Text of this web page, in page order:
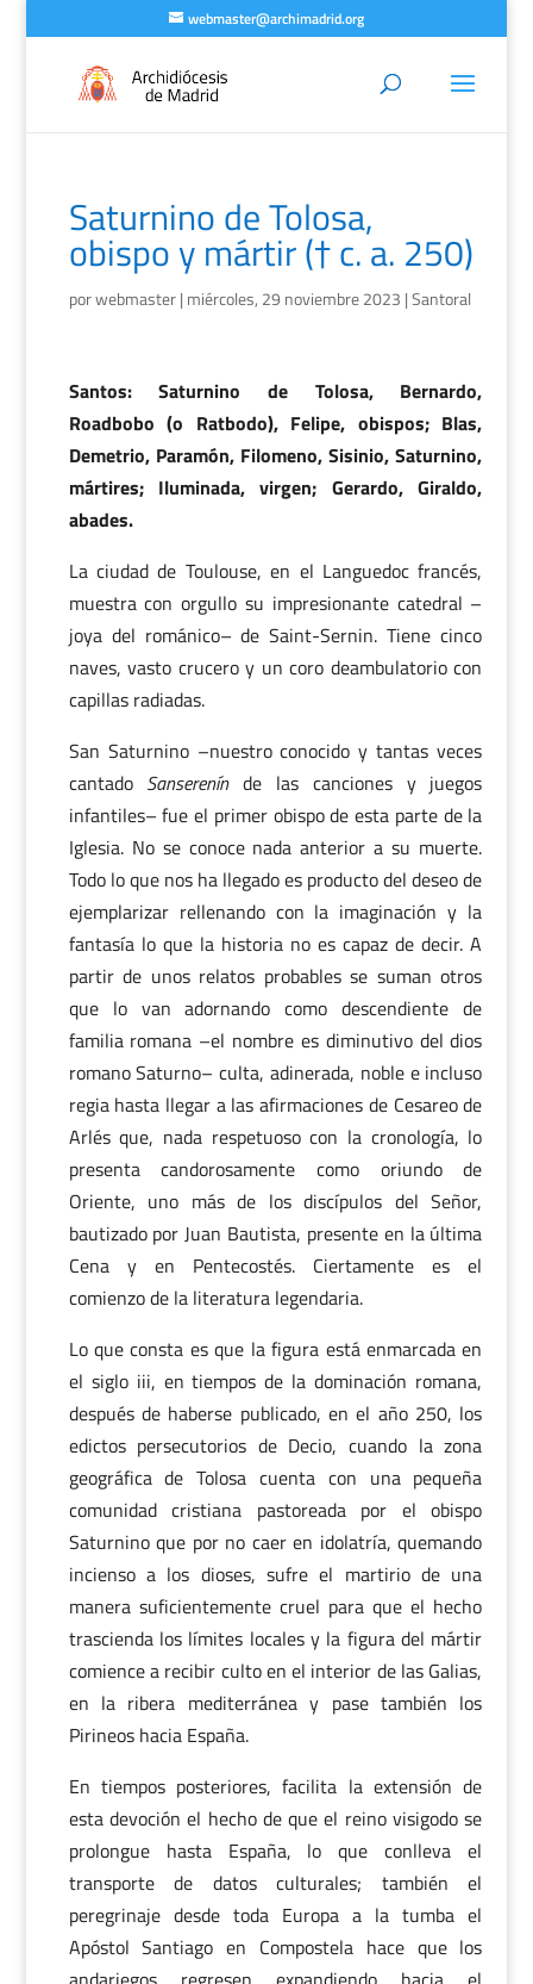
webmaster@archimadrid.org
Saturnino de Tolosa,
obispo y mártir († c. a. 250)
porwebmaster| miércoles, 29 noviembre 2023 |Santoral
Santos: Saturnino de Tolosa, Bernardo,
Roadbobo (o Ratbodo), Felipe, obispos; Blas,
Demetrio, Paramón, Filomeno, Sisinio, Saturnino,
mártires; Iluminada, virgen; Gerardo, Giraldo,
abades.
La ciudad de Toulouse, en el Languedoc francés,
muestra con orgullo su impresionante catedral –
joya del románico– de Saint-Sernin. Tiene cinco
naves, vasto crucero y un coro deambulatorio con
capillas radiadas.
San Saturnino –nuestro conocido y tantas veces
cantado Sanserenínde las canciones y juegos
infantiles– fue el primer obispo de esta parte de la
Iglesia. No se conoce nada anterior a su muerte.
Todo lo que nos ha llegado es producto del deseo de
ejemplarizar rellenando con la imaginación y la
fantasía lo que la historia no es capaz de decir. A
partir de unos relatos probables se suman otros
que lo van adornando como descendiente de
familia romana –el nombre es diminutivo del dios
romano Saturno– culta, adinerada, noble e incluso
regia hasta llegar a las afirmaciones de Cesareo de
Arlés que, nada respetuoso con la cronología, lo
presenta candorosamente como oriundo de
Oriente, uno más de los discípulos del Señor,
bautizado por Juan Bautista, presente en la última
Cena y en Pentecostés. Ciertamente es el
comienzo de la literatura legendaria.
Lo que consta es que la figura está enmarcada en
el siglo iii, en tiempos de la dominación romana,
después de haberse publicado, en el año 250, los
edictos persecutorios de Decio, cuando la zona
geográfica de Tolosa cuenta con una pequeña
comunidad cristiana pastoreada por el obispo
Saturnino que por no caer en idolatría, quemando
incienso a los dioses, sufre el martirio de una
manera suficientemente cruel para que el hecho
trascienda los límites locales y la figura del mártir
comience a recibir culto en el interior de las Galias,
en la ribera mediterránea y pase también los
Pirineos hacia España.
En tiempos posteriores, facilita la extensión de
esta devoción el hecho de que el reino visigodo se
prolongue hasta España, lo que conlleva el
transporte de datos culturales; también el
peregrinaje desde toda Europa a la tumba el
Apóstol Santiago en Compostela hace que los